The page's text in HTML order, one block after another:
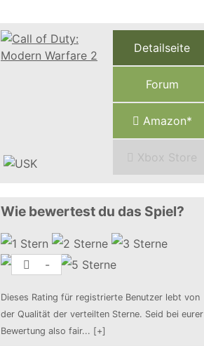
Detailseite
Forum
Amazon*
Xbox Store
Wie bewertest du das Spiel?
-
Dieses Rating für registrierte Benutzer lebt von
der Qualität der verteilten Sterne. Seid bei eurer
Bewertung also fair... [+]